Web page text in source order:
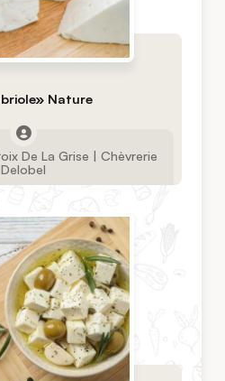
Nature
De La Grise | Chèvrerie
Delobel